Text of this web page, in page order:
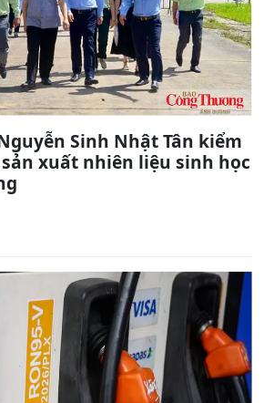
Sinh Nhật Tân kiểm
xuất nhiên liệu sinh học